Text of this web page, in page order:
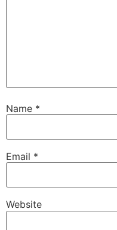
Name *
Email *
Website